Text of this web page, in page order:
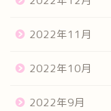
2022年11月
2022年10月
2022年9月